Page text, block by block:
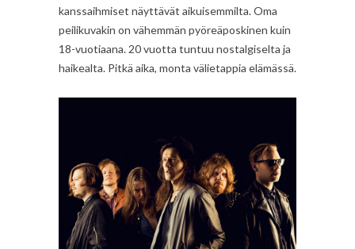
kanssaihmiset näyttävät aikuisemmilta. Oma
peilikuvakin on vähemmän pyöreäposkinen kuin
18-vuotiaana. 20 vuotta tuntuu nostalgiselta ja
haikealta. Pitkä aika, monta välietappia elämässä.